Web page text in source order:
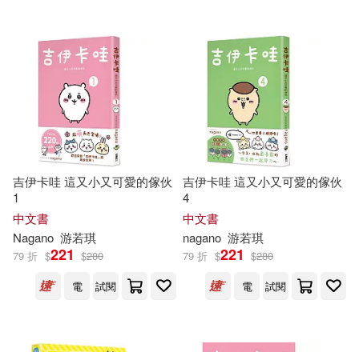
Naranjan S.(2)
Naranjan S. (EDT)(2)
Ost’ádal(2) Sheinfeld(2)
Adewale(1)
Adumi Nagano(1)
Linfair Records Limited(4)
Textstream(4)
Deutsche Grammophon(3)
harmonia mundi(2)
ブティック社(2) 上揚(2)
小魯文化(2)
可海外宅配(137)
可港澳店取(119)
可新加坡店取(113)
吉伊卡哇 這又小又可愛的傢伙
1
中文書
Nagano 游若琪
79 折 $221 $280
電
試閱
吉伊卡哇 這又小又可愛的傢伙
4
中文書
nagano 游若琪
79 折 $221 $280
電
試閱